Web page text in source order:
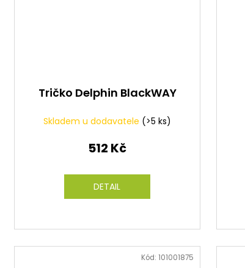
Tričko Delphin BlackWAY
Skladem u dodavatele (>5 ks)
512 Kč
DETAIL
Kód: 101001875